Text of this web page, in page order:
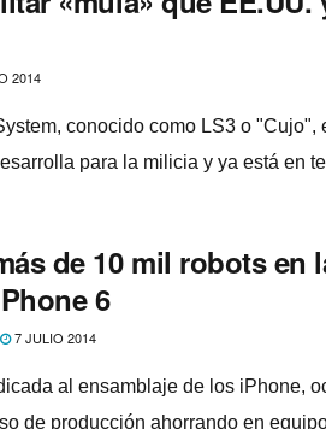
2014
conocido como LS3 o "Cujo",
para la milicia y ya está en
de 10 mil robots en
6
7 JULIO 2014
al ensamblaje de los iPhone,
de producción ahorrando en